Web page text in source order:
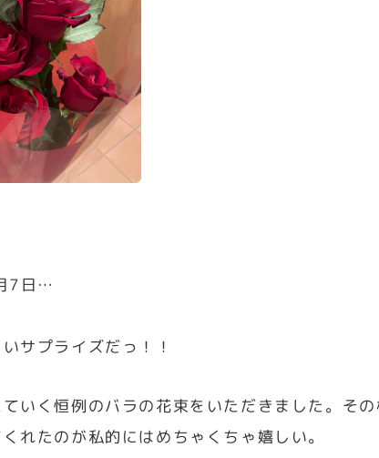
7日…
サプライズだっ！！
いく恒例のバラの花束をいただきました。そ
れたのが私的にはめちゃくちゃ嬉しい。